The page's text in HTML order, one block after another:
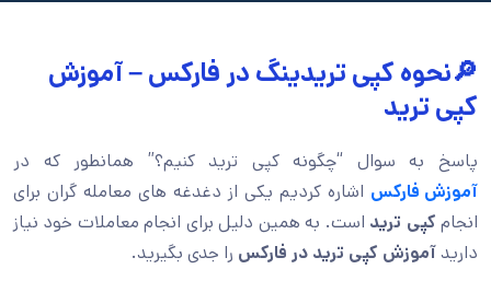
🔎نحوه کپی تریدینگ در فارکس – آموزش
کپی ترید
پاسخ به سوال “چگونه کپی ترید کنیم؟” همانطور که در
آموزش فارکس اشاره کردیم یکی از دغدغه های معامله گران برای
انجام کپی ترید است. به همین دلیل برای انجام معاملات خود نیاز
داریدآموزش کپی ترید در فارکس را جدی بگیرید.